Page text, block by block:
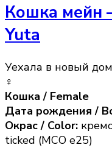
Кошка мейн
Yuta
Уехала в новый дом
♀️
Кошка / Female
Дата рождения /
Окрас / Color:
ticked (MCO e25)